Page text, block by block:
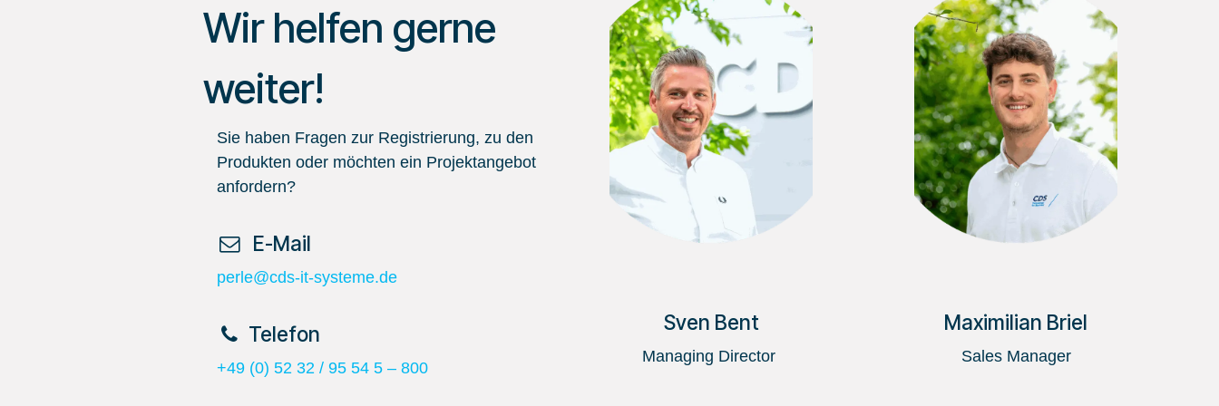
Wir helfen gerne
weiter!
Sie haben Fragen zur Registrierung, zu den
Produkten oder möchten ein Projektangebot
anfordern?
​ E-Mail
perle@cds-it-systeme.de
​Telefon
+49 (0) 52 32 / 95 54 5 – 800
Sven Bent
Managing Director
Maximilian Briel
Sales Manager